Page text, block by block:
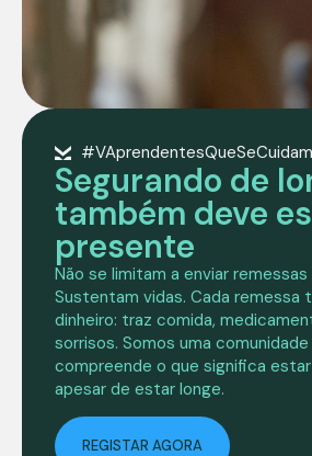
#VAprendentesQueSeCuidam
Segurando de
também deve
presente
Não se limitam a enviar remessas
Sustentam vidas. Cada remessa
dinheiro: traz comida,
sorrisos. Somos uma
compreende o que significa
apesar de estar longe.
REGISTAR AGORA